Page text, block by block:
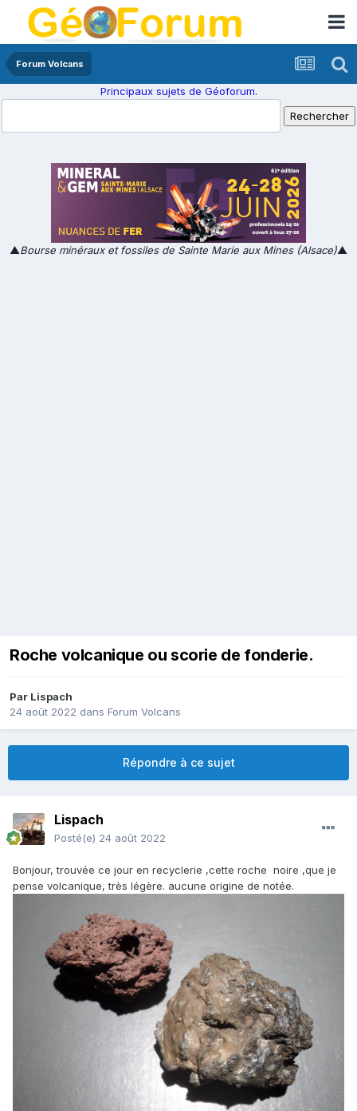
Forum Volcans
Principaux sujets de Géoforum.
▲Bourse minéraux et fossiles de Sainte Marie aux Mines (Alsace)▲
Roche volcanique ou scorie de fonderie.
Par Lispach
24 août 2022 dans Forum Volcans
Répondre à ce sujet
Lispach
Posté(e) 24 août 2022
Bonjour, trouvée ce jour en recyclerie ,cette roche noire ,que je
pense volcanique, très légère. aucune origine de notée.